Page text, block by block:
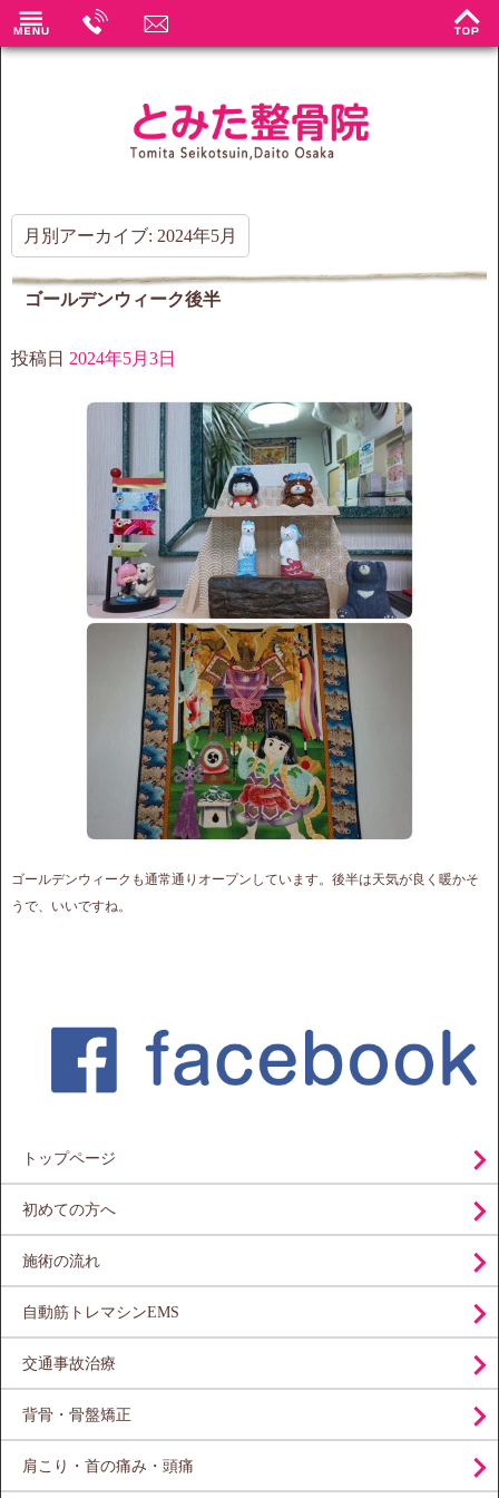
月別アーカイブ: 2024年5月
ゴールデンウィーク後半
投稿日 2024年5月3日
ゴールデンウィークも通常通りオープンしています。後半は天気が良く暖かそ
うで、いいですね。
トップページ
初めての方へ
施術の流れ
自動筋トレマシンEMS
交通事故治療
背骨・骨盤矯正
肩こり・首の痛み・頭痛